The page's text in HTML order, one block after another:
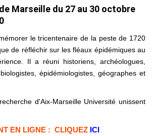
Marseille du 27 au 30 octobre
le tricentenaire de la peste de 1720
de réfléchir sur les fléaux épidémiques au
Il a réuni historiens, archéologues,
épidémiologistes, géographes et
d'Aix-Marseille Université unissent
EN LIGNE : CLIQUEZ ICI